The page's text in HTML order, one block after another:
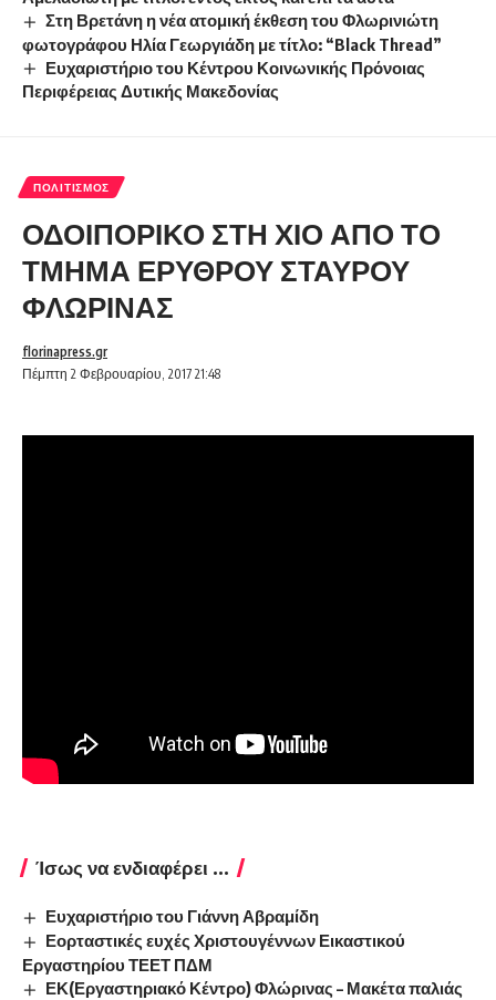
Στη Βρετάνη η νέα ατομική έκθεση του Φλωρινιώτη
φωτογράφου Ηλία Γεωργιάδη με τίτλο: “Black Thread”
Ευχαριστήριο του Κέντρου Κοινωνικής Πρόνοιας
Περιφέρειας Δυτικής Μακεδονίας
ΠΟΛΙΤΙΣΜΌΣ
ΟΔΟΙΠΟΡΙΚΟ ΣΤΗ ΧΙΟ ΑΠΟ ΤΟ
ΤΜΗΜΑ ΕΡΥΘΡΟΥ ΣΤΑΥΡΟΥ
ΦΛΩΡΙΝΑΣ
Πέμπτη 2 Φεβρουαρίου, 2017 21:48
florinapress.gr
Ίσως να ενδιαφέρει ...
Ευχαριστήριο του Γιάννη Αβραμίδη
Εορταστικές ευχές Χριστουγέννων Εικαστικού
Εργαστηρίου ΤΕΕΤ ΠΔΜ
ΕΚ(Εργαστηριακό Κέντρο) Φλώρινας – Μακέτα παλιάς